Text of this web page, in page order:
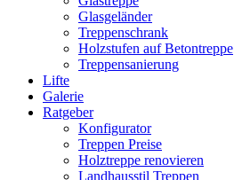
Glasgeländer
Treppenschrank
Holzstufen auf Betontreppe
Treppensanierung
Lifte
Galerie
Ratgeber
Konfigurator
Treppen Preise
Holztreppe renovieren
Landhausstil Treppen